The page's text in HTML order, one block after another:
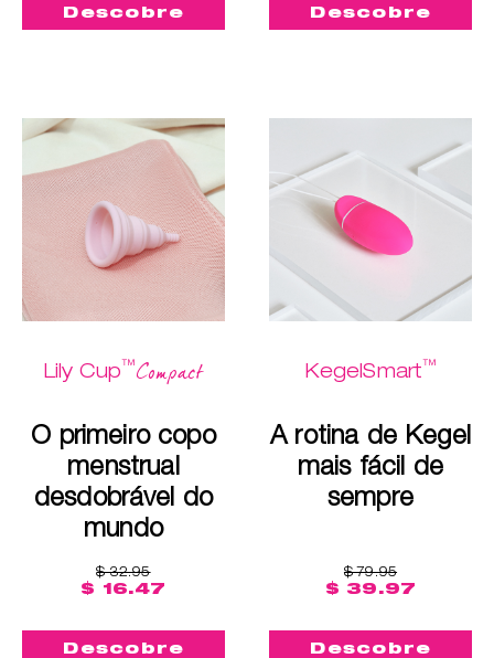
Descobre Descobre
Lily Cup™Compact
O primeiro copo
menstrual
desdobrável do
mundo
$ 32.95
$ 16.47
Descobre
KegelSmart™
A rotina de Kegel
mais fácil de
sempre
$ 79.95
$ 39.97
Descobre